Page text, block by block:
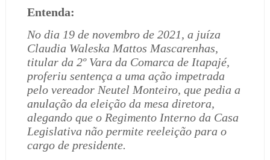
Entenda:
No dia 19 de novembro de 2021, a juíza
Claudia Waleska Mattos Mascarenhas,
titular da 2º Vara da Comarca de Itapajé,
proferiu sentença a uma ação impetrada
pelo vereador Neutel Monteiro, que pedia a
anulação da eleição da mesa diretora,
alegando que o Regimento Interno da Casa
Legislativa não permite reeleição para o
cargo de presidente.